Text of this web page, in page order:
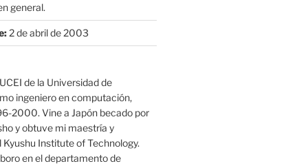
general.
2 de abril de 2003
de la Universidad de
ingeniero en computación,
2000. Vine a Japón becado por
y obtuve mi maestría y
Institute of Technology.
en el departamento de